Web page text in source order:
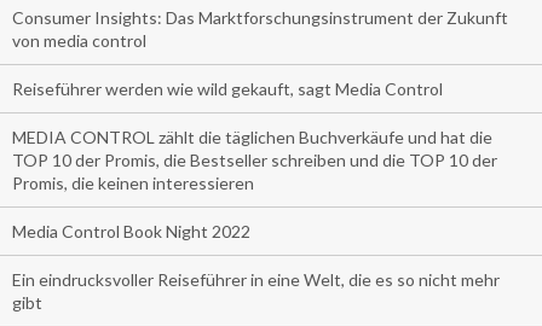
Consumer Insights: Das Marktforschungsinstrument der Zukunft
von media control
Reiseführer werden wie wild gekauft, sagt Media Control
MEDIA CONTROL zählt die täglichen Buchverkäufe und hat die
TOP 10 der Promis, die Bestseller schreiben und die TOP 10 der
Promis, die keinen interessieren
Media Control Book Night 2022
Ein eindrucksvoller Reiseführer in eine Welt, die es so nicht mehr
gibt